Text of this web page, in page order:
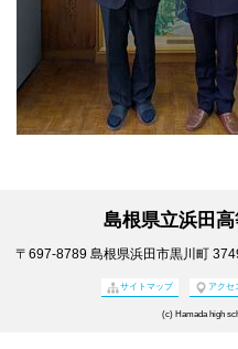
島根県立浜田
〒697-8789 島根県浜田市黒川町
サイトマップ アクセ
(c) Hamada high